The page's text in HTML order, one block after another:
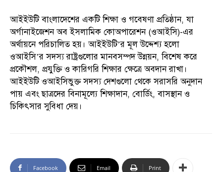
আইইউটি বাংলাদেশের একটি শিক্ষা ও গবেষণা প্রতিষ্ঠান, যা
অর্গানাইজেশন অব ইসলামিক কোঅপারেশন (ওআইসি)-এর
অর্থায়নে পরিচালিত হয়। আইইউটি’র মূল উদ্দেশ্য হলো
ওআইসি’র সদস্য রাষ্ট্রগুলোর মানবসম্পদ উন্নয়ন, বিশেষ করে
প্রকৌশল, প্রযুক্তি ও কারিগরি শিক্ষার ক্ষেত্রে অবদান রাখা।
আইইউটি ওআইসিভুক্ত সদস্য দেশগুলো থেকে সরাসরি অনুদান
পায় এবং ছাত্রদের বিনামূল্যে শিক্ষাদান, বোর্ডিং, বাসস্থান ও
চিকিৎসার সুবিধা দেয়।
Facebook Email Print